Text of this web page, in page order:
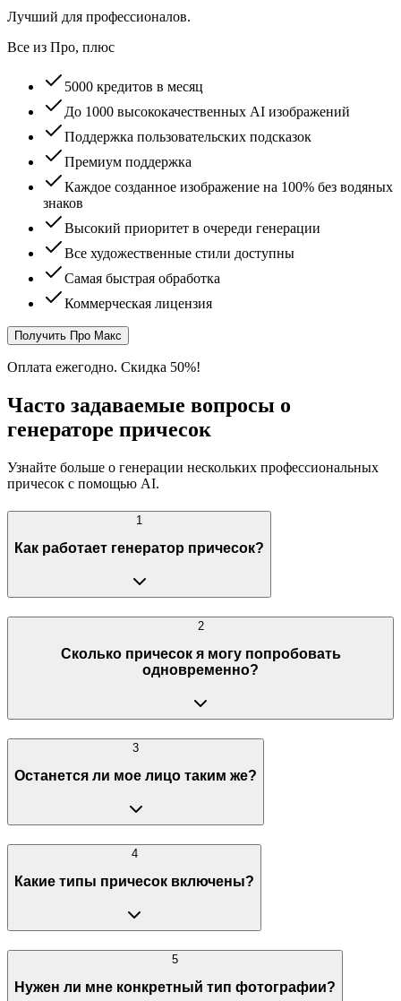
Лучший для профессионалов.
Все из Про, плюс
5000 кредитов в месяц
До 1000 высококачественных AI изображений
Поддержка пользовательских подсказок
Премиум поддержка
Каждое созданное изображение на 100% без водяных
знаков
Высокий приоритет в очереди генерации
Все художественные стили доступны
Самая быстрая обработка
Коммерческая лицензия
Получить Про Макс
Оплата ежегодно. Скидка 50%!
Часто задаваемые вопросы о
генераторе причесок
Узнайте больше о генерации нескольких профессиональных
причесок с помощью AI.
1
Как работает генератор причесок?
2
Сколько причесок я могу попробовать
одновременно?
3
Останется ли мое лицо таким же?
4
Какие типы причесок включены?
5
Нужен ли мне конкретный тип фотографии?